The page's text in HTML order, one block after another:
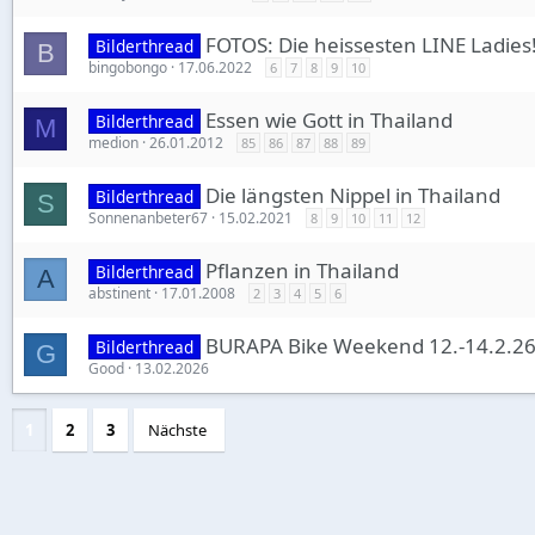
B Bilderthread FOTOS: Die heissesten LINE
bingobongo 17.06.2022 6 7 8 9 10
M Bilderthread Essen wie Gott in Thailand
medion 26.01.2012 85 86 87 88 89
S Bilderthread Die längsten Nippel in Thailand
Sonnenanbeter67 15.02.2021 8 9 10 11 12
A Bilderthread Pflanzen in Thailand
abstinent 17.01.2008 2 3 4 5 6
G Bilderthread BURAPA Bike Weekend 12.-14.2.26
Good 13.02.2026
2 3 Nächste